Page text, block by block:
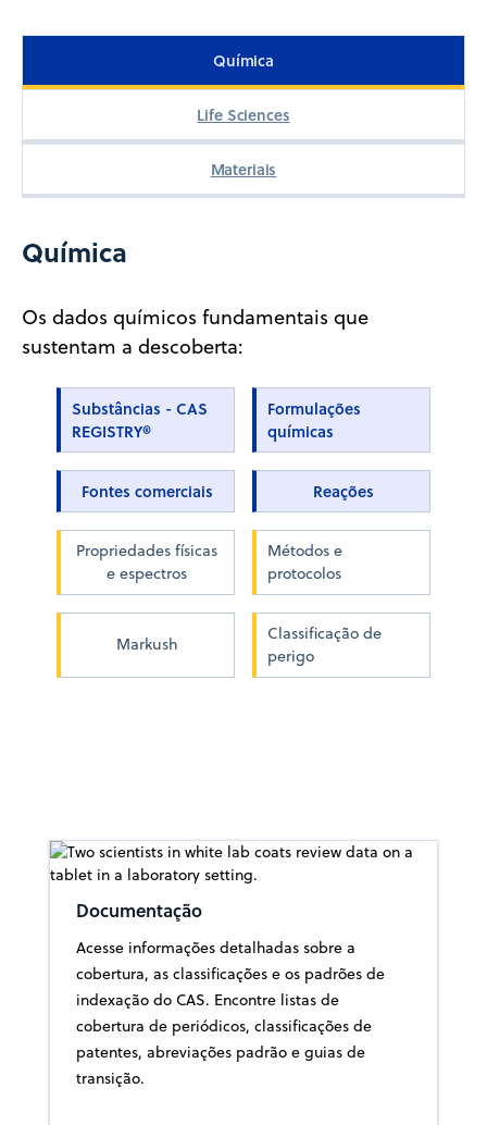
Química
Life Sciences
Materiais
Química
Os dados químicos fundamentais que
sustentam a descoberta:
Substâncias - CAS
REGISTRY®
Formulações
químicas
Fontes comerciais Reações
Propriedades físicas
e espectros
Métodos e
protocolos
Markush
Classificação de
perigo
Documentação
Acesse informações detalhadas sobre a
cobertura, as classificações e os padrões de
indexação do CAS. Encontre listas de
cobertura de periódicos, classificações de
patentes, abreviações padrão e guias de
transição.